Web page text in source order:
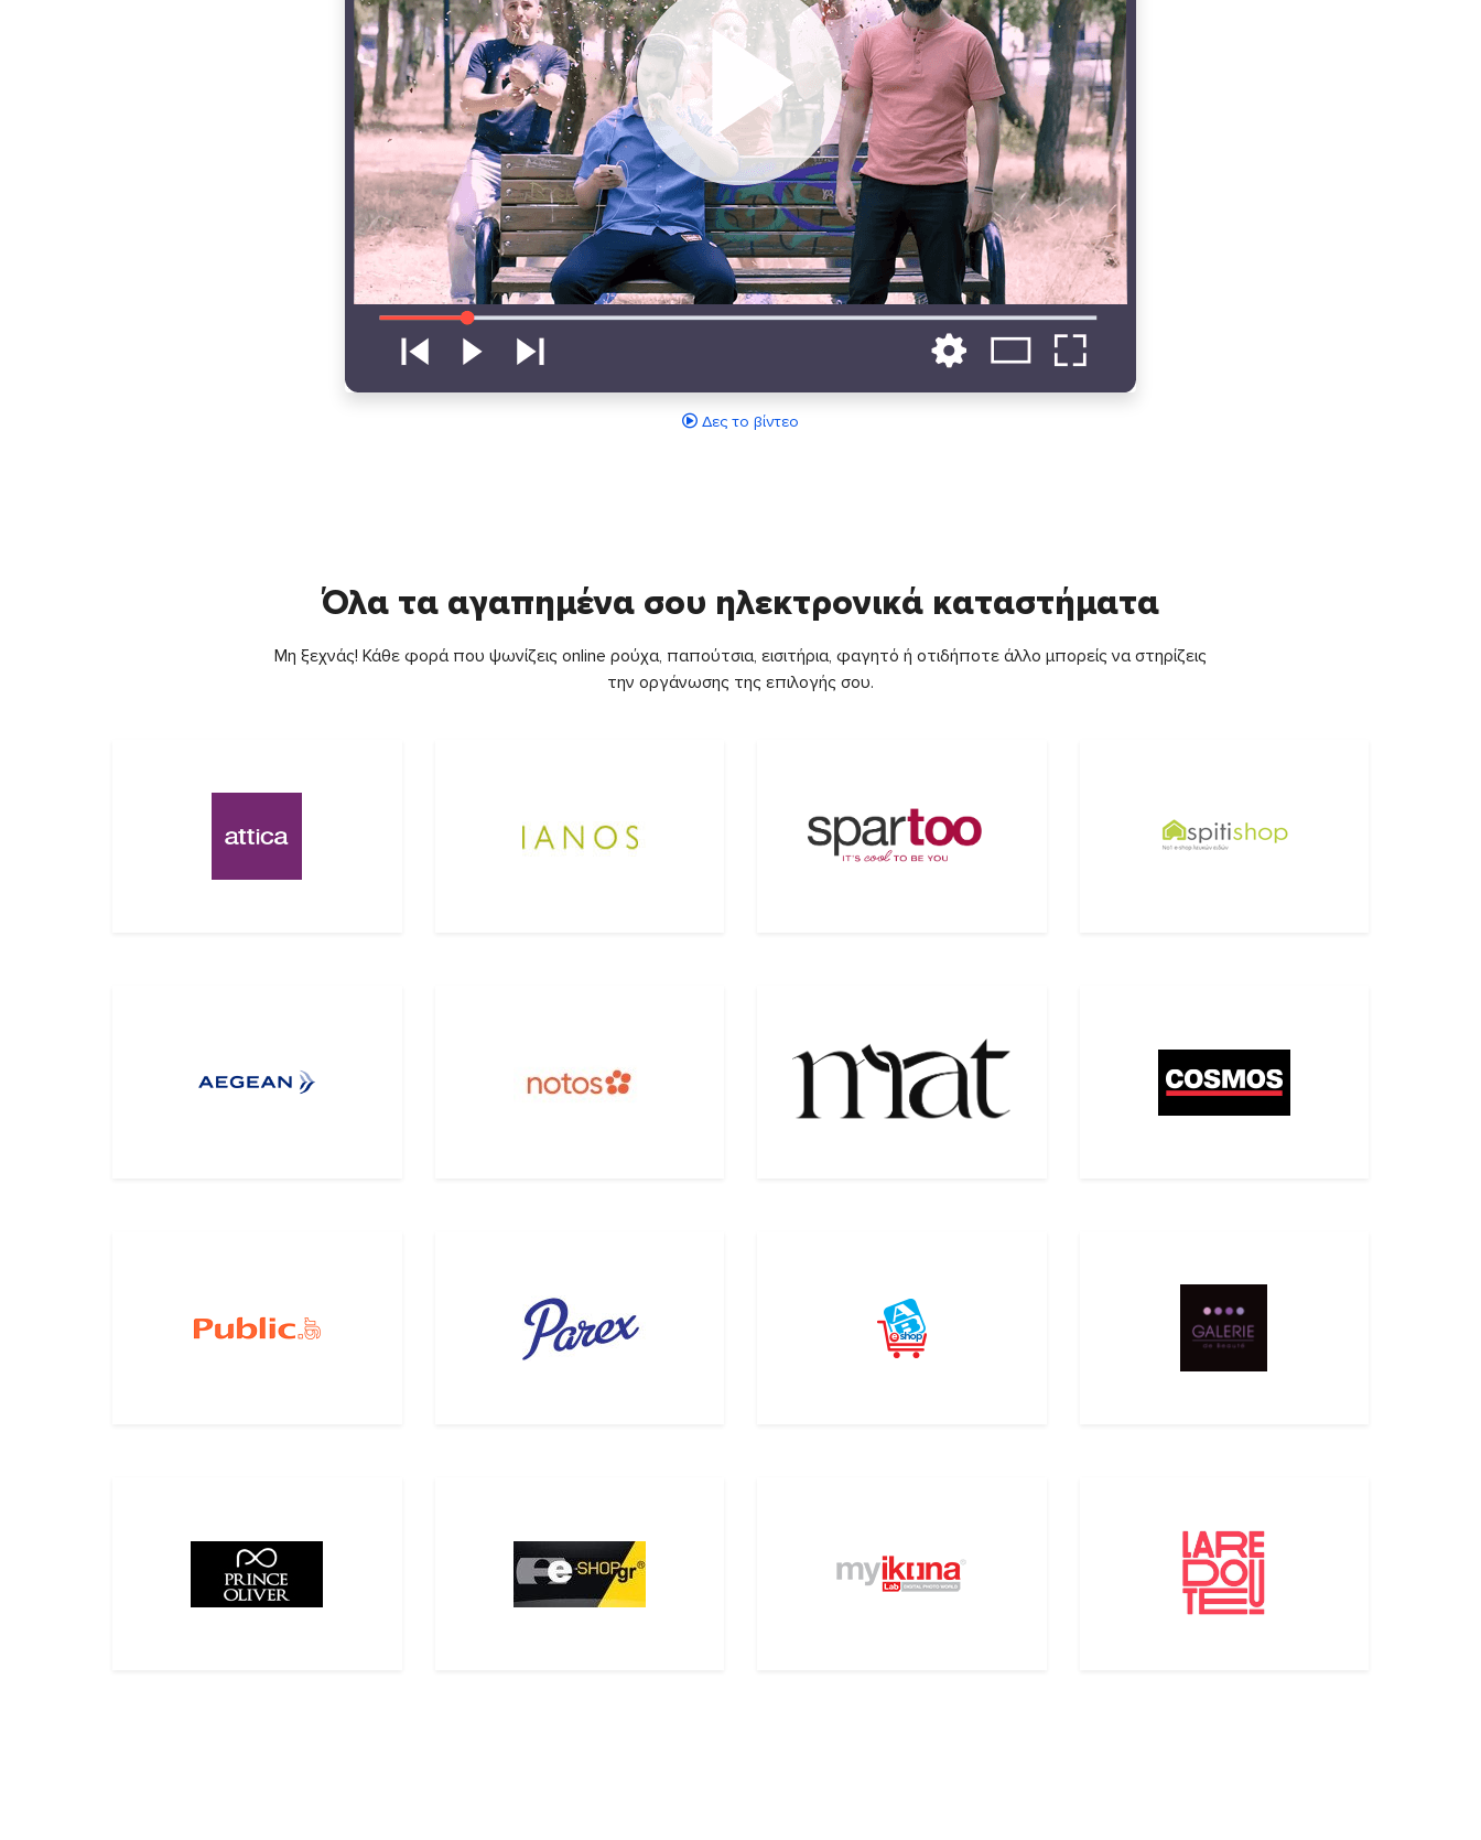
Δες το βίντεο
Όλα τα αγαπημένα σου ηλεκτρονικά καταστήματα
Μη ξεχνάς! Κάθε φορά που ψωνίζεις online ρούχα, παπούτσια, εισιτήρια, φαγητό ή οτιδήποτε άλλο μπορείς να στηρίζεις
την οργάνωσης της επιλογής σου.